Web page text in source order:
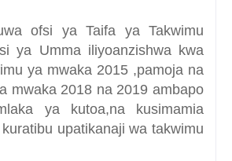
ofsi ya Taifa ya Takwimu
ya Umma iliyoanzishwa kwa
ya mwaka 2015 ,pamoja na
mwaka 2018 na 2019 ambapo
ya kutoa,na kusimamia
upatikanaji wa takwimu